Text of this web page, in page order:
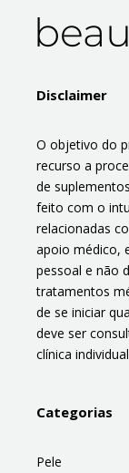
Disclaimer
O objetivo do
recurso a
de
feito com o
relacionadas
apoio médico,
pessoal e não
tratamentos
de se iniciar
deve ser
clínica
Categorias
Pele